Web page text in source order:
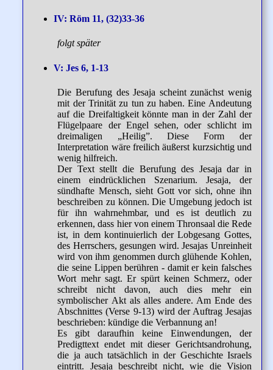
IV: Röm 11, (32)33-36
folgt später
V: Jes 6, 1-13
Die Berufung des Jesaja scheint zunächst wenig
mit der Trinität zu tun zu haben. Eine Andeutung
auf die Dreifaltigkeit könnte man in der Zahl der
Flügelpaare der Engel sehen, oder schlicht im
dreimaligen „Heilig”. Diese Form der
Interpretation wäre freilich äußerst kurzsichtig und
wenig hilfreich.
Der Text stellt die Berufung des Jesaja dar in
einem eindrücklichen Szenarium. Jesaja, der
sündhafte Mensch, sieht Gott vor sich, ohne ihn
beschreiben zu können. Die Umgebung jedoch ist
für ihn wahrnehmbar, und es ist deutlich zu
erkennen, dass hier von einem Thronsaal die Rede
ist, in dem kontinuierlich der Lobgesang Gottes,
des Herrschers, gesungen wird. Jesajas Unreinheit
wird von ihm genommen durch glühende Kohlen,
die seine Lippen berühren - damit er kein falsches
Wort mehr sagt. Er spürt keinen Schmerz, oder
schreibt nicht davon, auch dies mehr ein
symbolischer Akt als alles andere. Am Ende des
Abschnittes (Verse 9-13) wird der Auftrag Jesajas
beschrieben: kündige die Verbannung an!
Es gibt daraufhin keine Einwendungen, der
Predigttext endet mit dieser Gerichtsandrohung,
die ja auch tatsächlich in der Geschichte Israels
eintritt. Jesaja beschreibt nicht, wie die Vision